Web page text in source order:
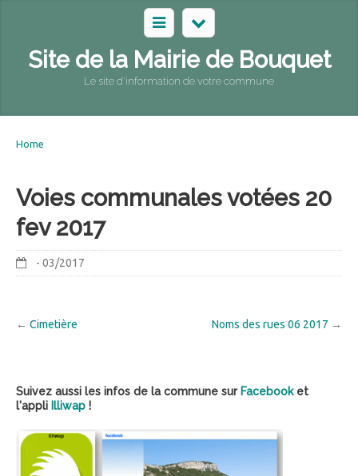
Site de la Mairie de Bouquet
Le site d'information de votre commune
Home
Voies communales votées 20
fev 2017
- 03/2017
Noms des rues 06 2017 →
← Cimetière
Suivez aussi les infos de la commune sur Facebook et
l'appli Illiwap !